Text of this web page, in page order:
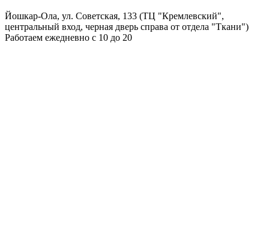
Йошкар-Ола, ул. Советская, 133 (ТЦ "Кремлевский",
центральный вход, черная дверь справа от отдела "Ткани")
Работаем ежедневно с 10 до 20